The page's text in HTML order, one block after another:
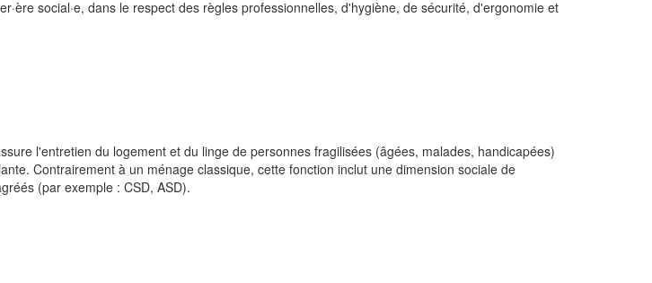
social·e, dans le respect des règles professionnelles, d'hygiène, de sécurité, d'ergonomie et
l'entretien du logement et du linge de personnes fragilisées (âgées, malades, handicapées)
Contrairement à un ménage classique, cette fonction inclut une dimension sociale de
(par exemple : CSD, ASD).